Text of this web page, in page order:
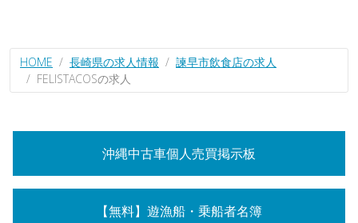
HOME 長崎県の求人情報
諫早市飲食店の求人
FELISTACOSの求人
沖縄中古車個人売買掲示板
【無料】遊漁船・乗船者名簿